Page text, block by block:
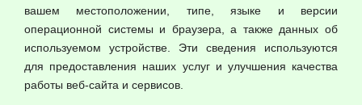
© 2026 ООО "Феникс"
Публичная оферта
вашем местоположении, типе, языке и версии
операционной системы и браузера, а также данных об
используемом устройстве. Эти сведения используются
для предоставления наших услуг и улучшения качества
работы веб-сайта и сервисов.